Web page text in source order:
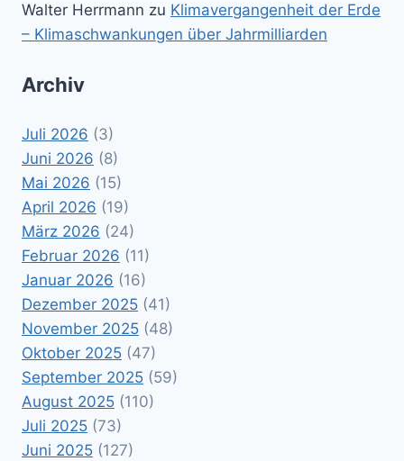
Walter Herrmann zu Klimavergangenheit der Erde
– Klimaschwankungen über Jahrmilliarden
Archiv
Juli 2026 (3)
Juni 2026 (8)
Mai 2026 (15)
April 2026 (19)
März 2026 (24)
Februar 2026 (11)
Januar 2026 (16)
Dezember 2025 (41)
November 2025 (48)
Oktober 2025 (47)
September 2025 (59)
August 2025 (110)
Juli 2025 (73)
Juni 2025 (127)